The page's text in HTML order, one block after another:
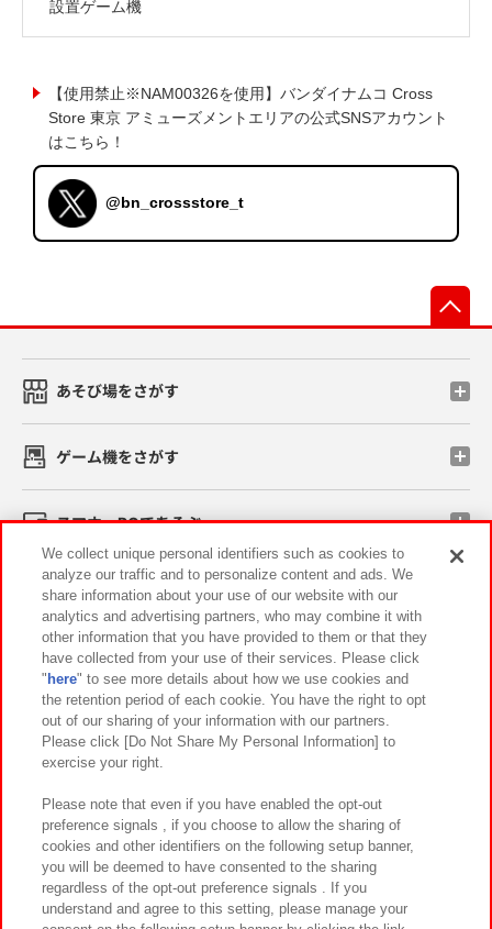
設置ゲーム機
【使用禁止※NAM00326を使用】バンダイナムコ Cross
Store 東京 アミューズメントエリアの公式SNSアカウント
はこちら！
@bn_crossstore_t
あそび場をさがす
ゲーム機をさがす
スマホ・PCであそぶ
イベント・キャンペーン
関連会社 サステナビリティ サイトポリシー
プライバシーポリシー ウェブアクセシビリティ方針と検証結果
お取引先さまとともに
カスタマーハラスメント対応方針 よくあるご質問・お問い合わせ
We collect unique personal identifiers such as cookies to
analyze our traffic and to personalize content and ads. We
share information about your use of our website with our
analytics and advertising partners, who may combine it with
other information that you have provided to them or that they
have collected from your use of their services. Please click
" here" to see more details about how we use cookies and
the retention period of each cookie. You have the right to opt
out of our sharing of your information with our partners.
Please click [Do Not Share My Personal Information] to
exercise your right.
Please note that even if you have enabled the opt-out
preference signals , if you choose to allow the sharing of
cookies and other identifiers on the following setup banner,
you will be deemed to have consented to the sharing
regardless of the opt-out preference signals . If you
understand and agree to this setting, please manage your